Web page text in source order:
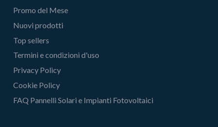
Promo del Mese
Nuovi prodotti
Top sellers
Termini e condizioni d'uso
Privacy Policy
Cookie Policy
FAQ Pannelli Solari e Impianti Fotovoltaici